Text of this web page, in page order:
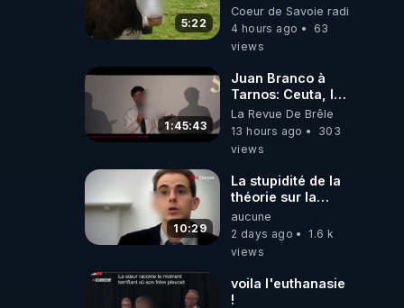
5:22
Coeur de Savoie radioweb TV
4 hours ago
63
views
1:45:43
Juan Branco à
Tarnos: Ceuta, le
narcotrafic et le
pouvoir en France
La Revue De Brêle
13 hours ago
303
views
10:29
La stupidité de la
théorie sur la
responsabilité de
l’homme
concernant le
carbone.
aucune
2 days ago
1.6 k
views
voila l'euthanasie
!